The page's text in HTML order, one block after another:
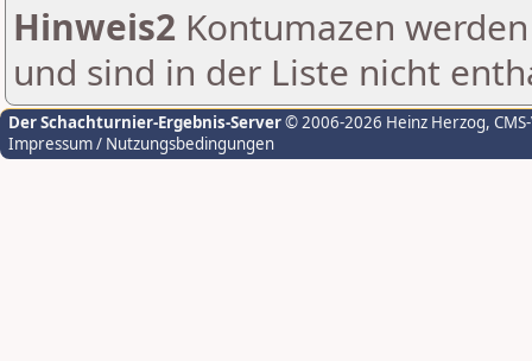
Hinweis2 Kontumazen
und sind in der Liste nicht
Der Schachturnier-Ergebnis-Server© 2006-2026 Heinz Herzog,
Impressum / Nutzungsbedingungen